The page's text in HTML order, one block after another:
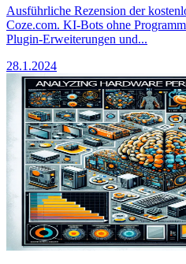
Ausführliche Rezension der
Coze.com. KI-Bots ohne
Plugin-Erweiterungen und...
28.1.2024